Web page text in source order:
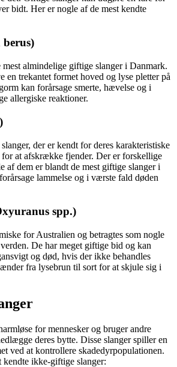
bidt. Her er nogle af de mest kendte
almindelige giftige slanger i Danmark.
en trekantet formet hoved og lyse pletter på
kan forårsage smerte, hævelse og i
allergiske reaktioner.
der er kendt for deres karakteristiske
at afskrække fjender. Der er forskellige
af dem er blandt de mest giftige slanger i
lammelse og i værste fald døden
spp.)
for Australien og betragtes som nogle
De har meget giftige bid og kan
og død, hvis der ikke behandles
fra lysebrun til sort for at skjule sig i
for mennesker og bruger andre
deres bytte. Disse slanger spiller en
ved at kontrollere skadedyrpopulationen.
kendte ikke-giftige slanger: